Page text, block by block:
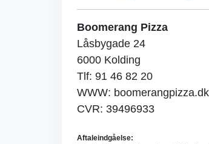
Boomerang Pizza
Låsbygade 24
6000 Kolding
Tlf: 91 46 82 20
WWW: boomerangpizza.dk
CVR: 39496933
Aftaleindgåelse: